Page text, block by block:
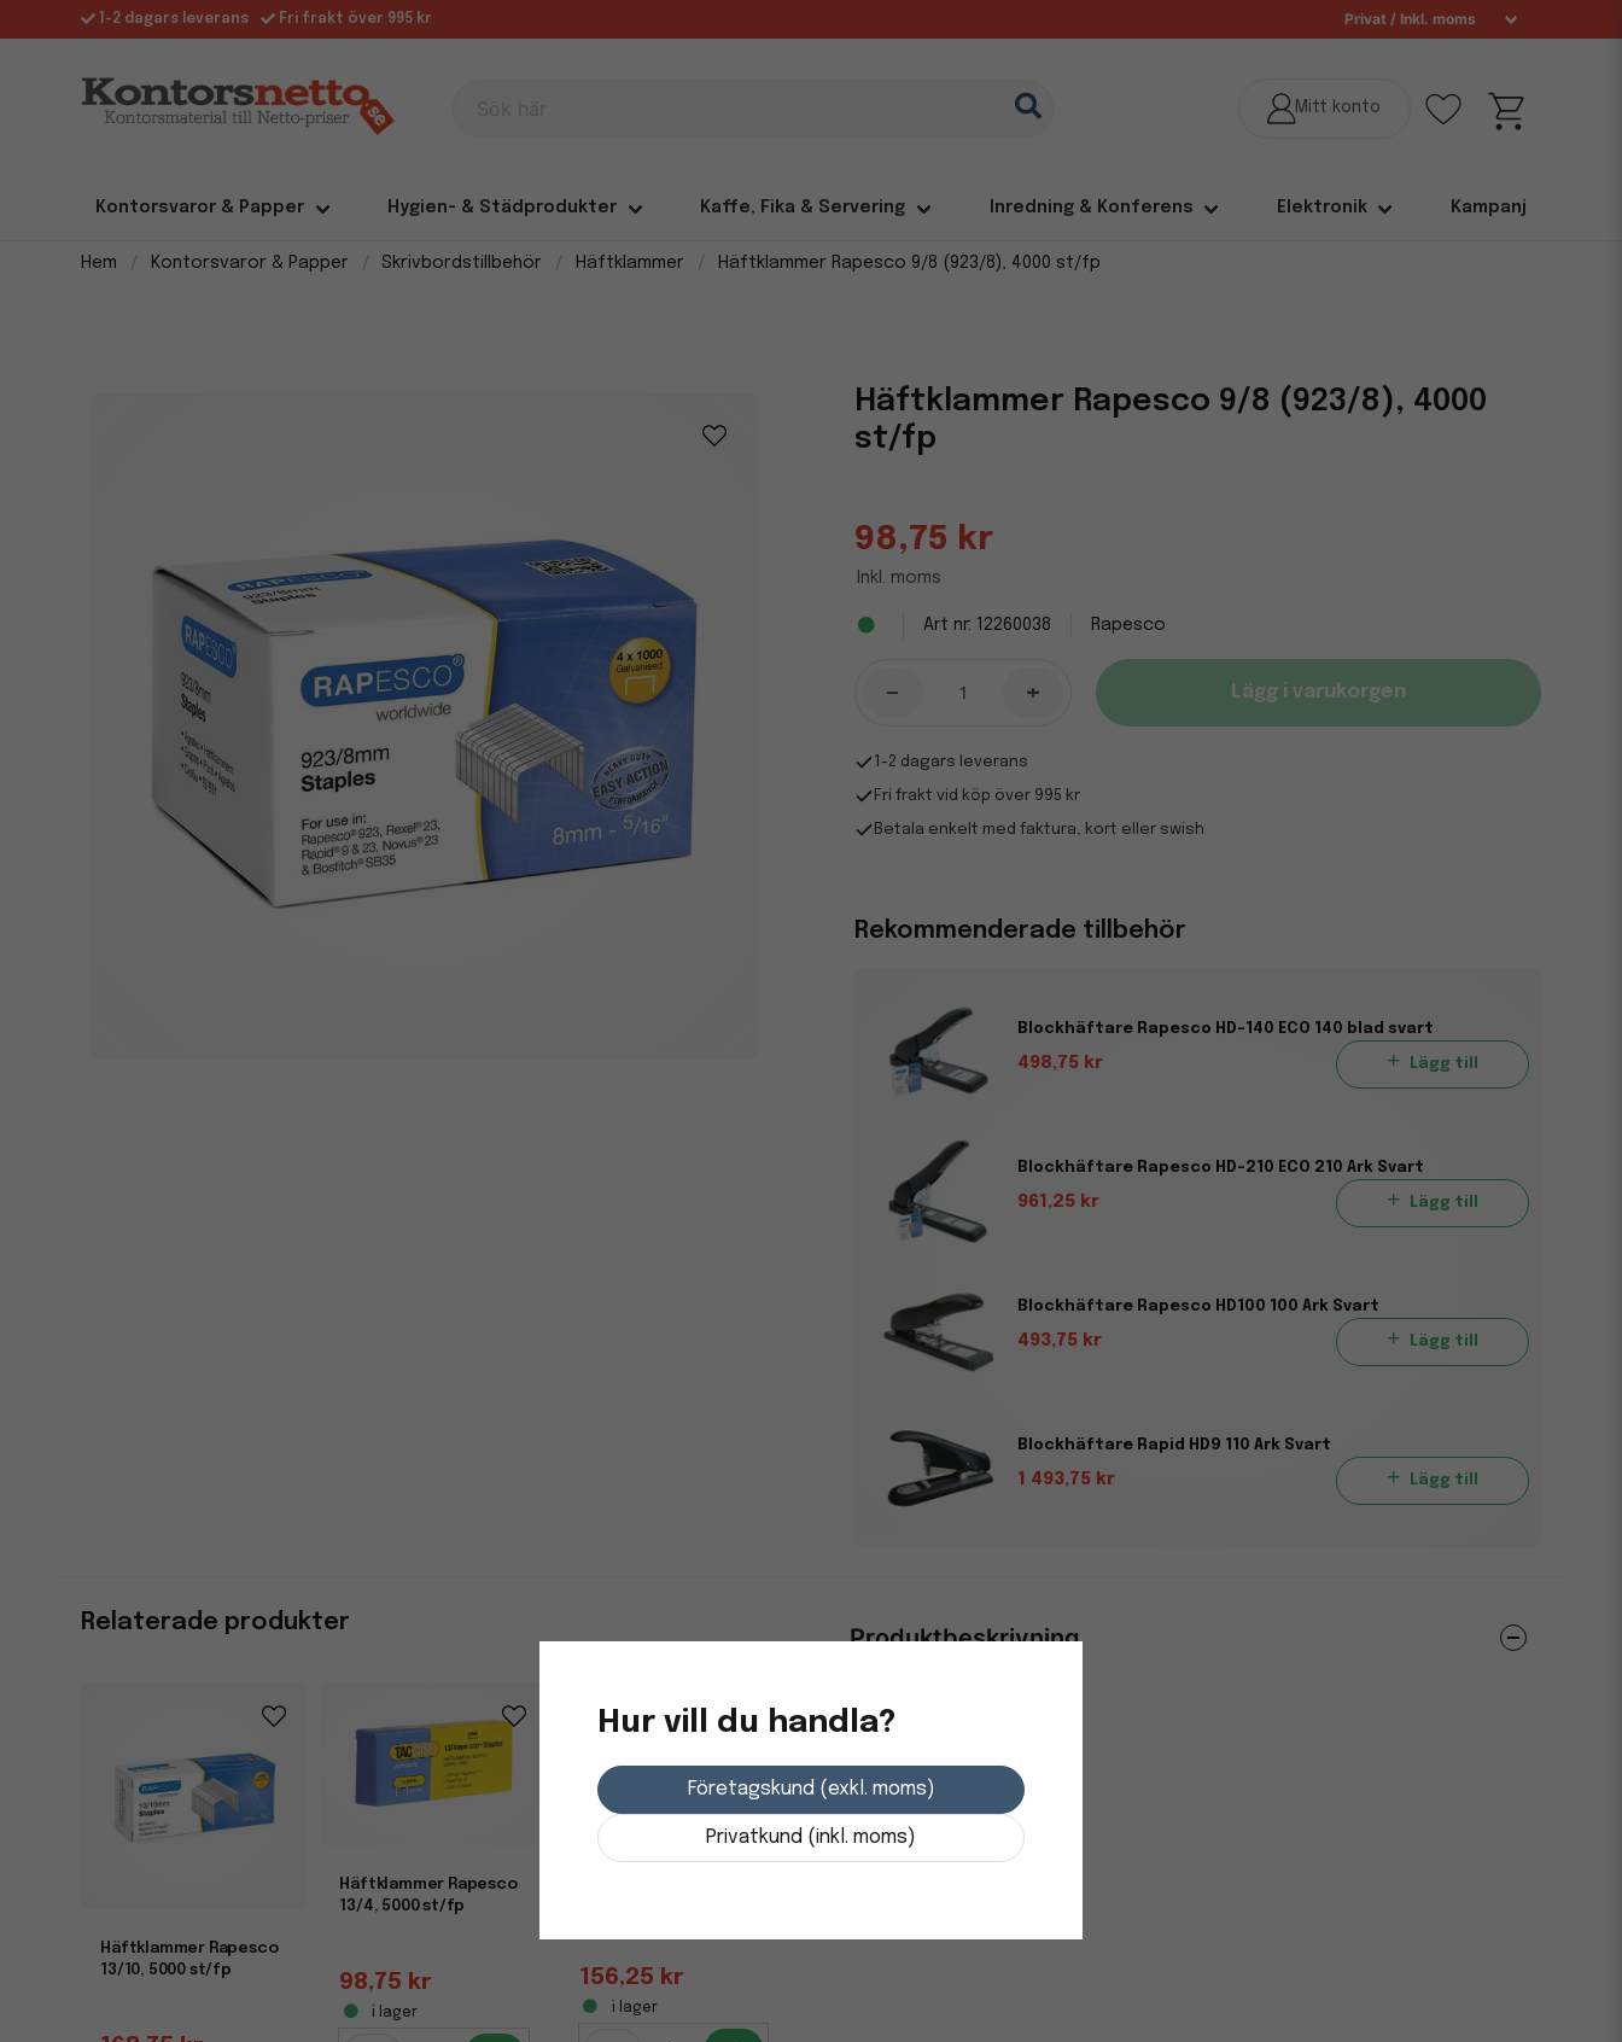
1-2 dagars leverans Fri frakt över 995 kr
Kontorsvaror & Papper Hygien- & Städprodukter Kaffe, Fika & Servering Inredning & Konferens Elektronik Kampanj
Hem Kontorsvaror & Papper Skrivbordstillbehör Häftklammer Häftklammer Rapesco 9/8 (923/8), 4000 st/fp
Häftklammer Rapesco 9/8 (923/8), 4000
st/fp
98,75 kr
Inkl. moms
12260038 Rapesco
- + Lägg i varukorgen
1-2 dagars leverans
Fri frakt vid köp över 995 kr
Betala enkelt med faktura, kort eller swish
Rekommenderade tillbehör
Blockhäftare Rapesco HD-140 ECO 140 blad svart
498,75 kr Lägg till
Blockhäftare Rapesco HD-210 ECO 210 Ark Svart
961,25 kr Lägg till
Blockhäftare Rapesco HD100 100 Ark Svart
493,75 kr Lägg till
Blockhäftare Rapid HD9 110 Ark Svart
1 493,75 kr Lägg till
Relaterade produkter
Häftklammer Rapesco
13/10, 5000 st/fp
Häftklammer Rapesco
13/4, 5000 st/fp
98,75 kr
i lager
156,25 kr
i lager
Produktbeskrivning
Hur vill du handla?
Företagskund (exkl. moms)
Privatkund (inkl. moms)